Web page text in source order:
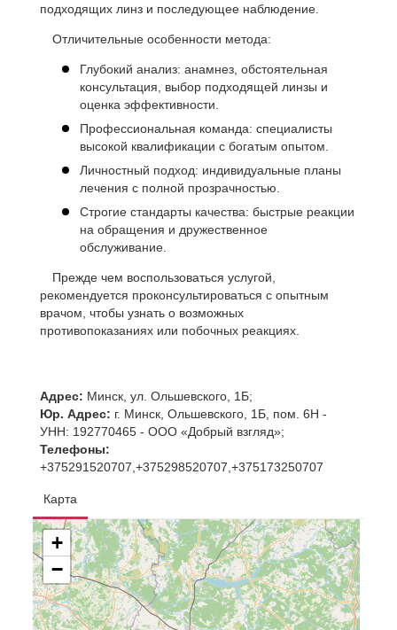
подходящих линз и последующее наблюдение.
Отличительные особенности метода:
Глубокий анализ: анамнез, обстоятельная
консультация, выбор подходящей линзы и
оценка эффективности.
Профессиональная команда: специалисты
высокой квалификации с богатым опытом.
Личностный подход: индивидуальные планы
лечения с полной прозрачностью.
Строгие стандарты качества: быстрые реакции
на обращения и дружественное
обслуживание.
Прежде чем воспользоваться услугой,
рекомендуется проконсультироваться с опытным
врачом, чтобы узнать о возможных
противопоказаниях или побочных реакциях.
Адрес: Минск, ул. Ольшевского, 1Б;
Юр. Адрес: г. Минск, Ольшевского, 1Б, пом. 6Н -
УНН: 192770465 - ООО «Добрый взгляд»;
Телефоны:
+375291520707,+375298520707,+375173250707
Карта
+
−